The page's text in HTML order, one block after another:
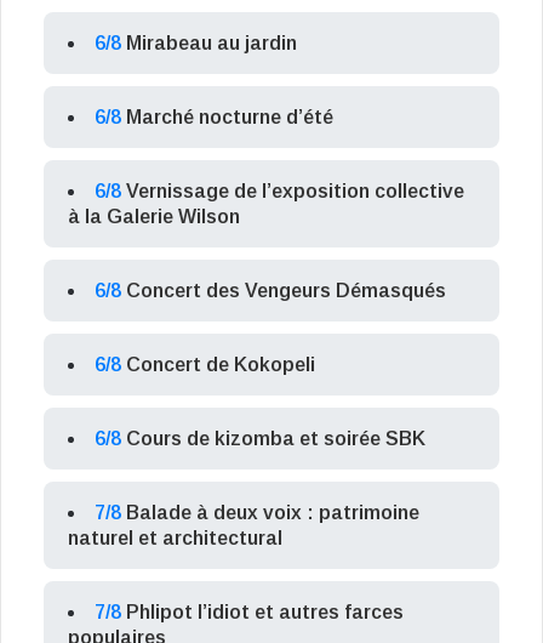
6/8 Mirabeau au jardin
6/8 Marché nocturne d’été
6/8 Vernissage de l’exposition collective
à la Galerie Wilson
6/8 Concert des Vengeurs Démasqués
6/8 Concert de Kokopeli
6/8 Cours de kizomba et soirée SBK
7/8 Balade à deux voix : patrimoine
naturel et architectural
7/8 Phlipot l’idiot et autres farces
populaires